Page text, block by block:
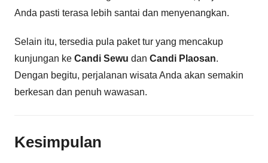
Anda pasti terasa lebih santai dan menyenangkan.
Selain itu, tersedia pula paket tur yang mencakup
kunjungan ke Candi Sewu dan Candi Plaosan.
Dengan begitu, perjalanan wisata Anda akan semakin
berkesan dan penuh wawasan.
Kesimpulan